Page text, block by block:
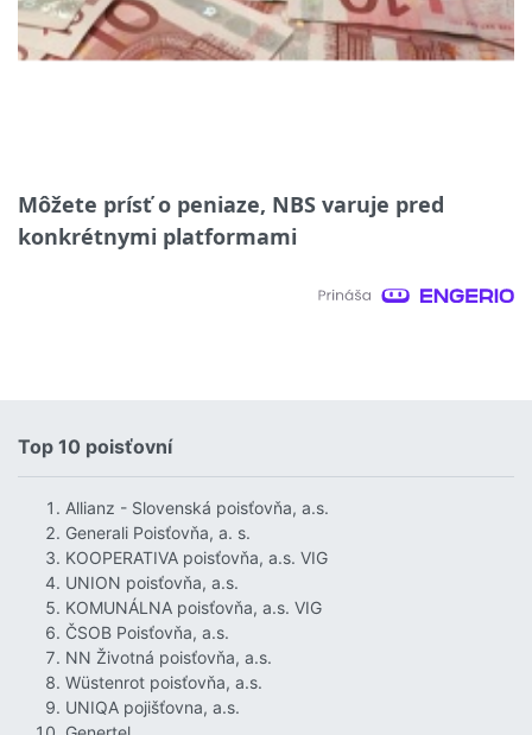
Môžete prísť o peniaze, NBS varuje pred
konkrétnymi platformami
Top 10 poisťovní
Allianz - Slovenská poisťovňa, a.s.
Generali Poisťovňa, a. s.
KOOPERATIVA poisťovňa, a.s. VIG
UNION poisťovňa, a.s.
KOMUNÁLNA poisťovňa, a.s. VIG
ČSOB Poisťovňa, a.s.
NN Životná poisťovňa, a.s.
Wüstenrot poisťovňa, a.s.
UNIQA pojišťovna, a.s.